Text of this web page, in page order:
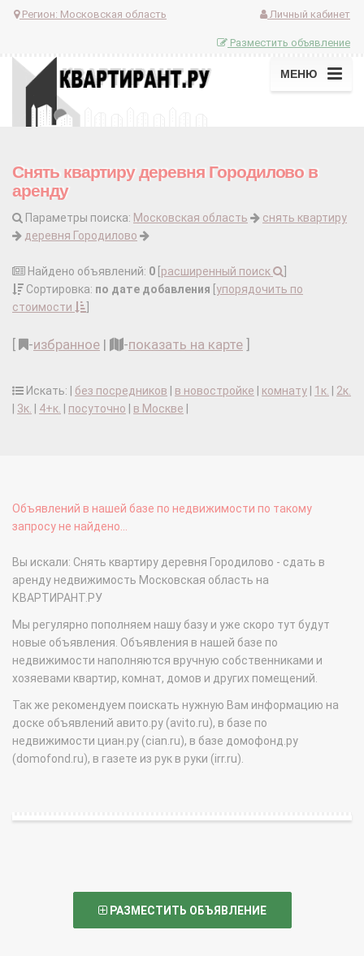
Регион: Московская область Личный кабинет
Разместить объявление
МЕНЮ
Снять квартиру деревня Городилово в
аренду
Параметры поиска: Московская область
снять квартиру
деревня Городилово
Найдено объявлений: 0 расширенный поиск
Сортировка: по дате добавления упорядочить по
стоимости
-избранное | -показать на карте
Искать: | без посредников в новостройке комнату 1к.
2к.
3к. 4+к. посуточно в Москве
Объявлений в нашей базе по недвижимости по такому
запросу не найдено...
Вы искали: Снять квартиру деревня Городилово - сдать в
аренду недвижимость Московская область на
КВАРТИРАНТ.РУ
Мы регулярно пополняем нашу базу и уже скоро тут будут
новые объявления. Объявления в нашей базе по
недвижимости наполняются вручную собственниками и
хозяевами квартир, комнат, домов и других помещений.
Так же рекомендуем поискать нужную Вам информацию на
доске объявлений авито.ру (avito.ru), в базе по
недвижимости циан.ру (cian.ru), в базе домофонд.ру
(domofond.ru), в газете из рук в руки (irr.ru).
РАЗМЕСТИТЬ ОБЪЯВЛЕНИЕ